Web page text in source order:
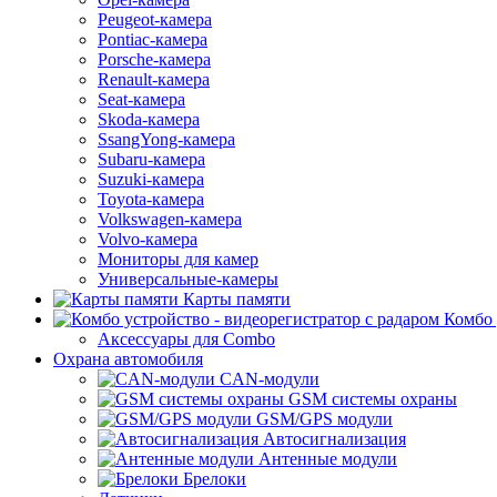
Peugeot-камера
Pontiac-камера
Porsche-камера
Renault-камера
Seat-камера
Skoda-камера
SsangYong-камера
Subaru-камера
Suzuki-камера
Toyota-камера
Volkswagen-камера
Volvo-камера
Мониторы для камер
Универсальные-камеры
Карты памяти
Комбо
Аксессуары для Combo
Охрана автомобиля
CAN-модули
GSM системы охраны
GSM/GPS модули
Автосигнализация
Антенные модули
Брелоки